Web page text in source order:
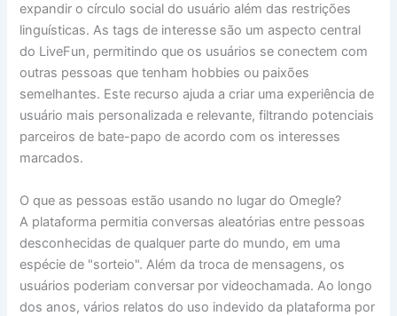
expandir o círculo social do usuário além das restrições
linguísticas. As tags de interesse são um aspecto central
do LiveFun, permitindo que os usuários se conectem com
outras pessoas que tenham hobbies ou paixões
semelhantes. Este recurso ajuda a criar uma experiência de
usuário mais personalizada e relevante, filtrando potenciais
parceiros de bate-papo de acordo com os interesses
marcados.
O que as pessoas estão usando no lugar do Omegle?
A plataforma permitia conversas aleatórias entre pessoas
desconhecidas de qualquer parte do mundo, em uma
espécie de "sorteio". Além da troca de mensagens, os
usuários poderiam conversar por videochamada. Ao longo
dos anos, vários relatos do uso indevido da plataforma por